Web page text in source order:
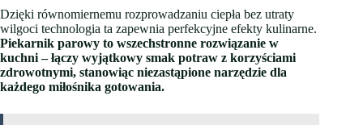
Dzięki równomiernemu rozprowadzaniu ciepła bez utraty
wilgoci technologia ta zapewnia perfekcyjne efekty kulinarne.
Piekarnik parowy to wszechstronne rozwiązanie w
kuchni – łączy wyjątkowy smak potraw z korzyściami
zdrowotnymi, stanowiąc niezastąpione narzędzie dla
każdego miłośnika gotowania.